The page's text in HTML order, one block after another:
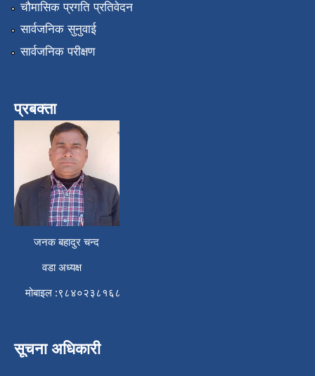
चौमासिक प्रगति प्रतिवेदन
सार्वजनिक सुनुवाई
सार्वजनिक परीक्षण
प्रबक्ता
जनक बहादुर चन्द
वडा अध्यक्ष
मोबाइल :९८४०२३८१६८
सूचना अधिकारी